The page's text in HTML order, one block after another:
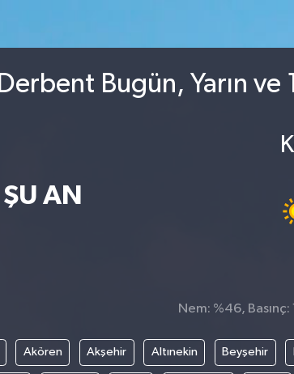
Derbent Bugün, Yarın ve
ŞU AN
Nem: %46,
Akören Akşehir Altınekin Beyşehir